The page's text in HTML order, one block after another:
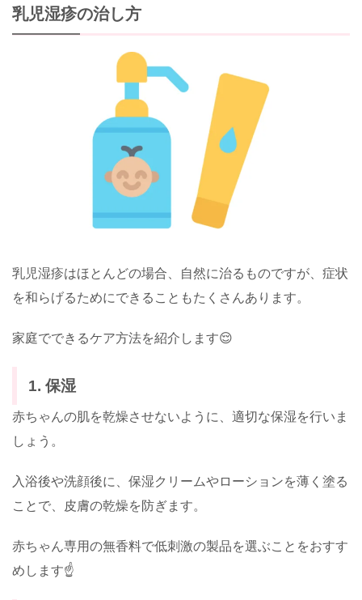
乳児湿疹の治し方
乳児湿疹はほとんどの場合、自然に治るものですが、症状
を和らげるためにできることもたくさんあります。
家庭でできるケア方法を紹介します😌
1. 保湿
赤ちゃんの肌を乾燥させないように、適切な保湿を行いま
しょう。
入浴後や洗顔後に、保湿クリームやローションを薄く塗る
ことで、皮膚の乾燥を防ぎます。
赤ちゃん専用の無香料で低刺激の製品を選ぶことをおすす
めします☝